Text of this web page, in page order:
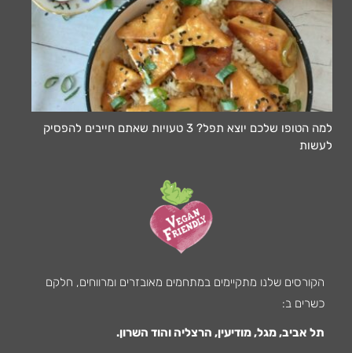
למה הטופו שלכם יוצא תפל? 3 טעויות שאתם חייבים להפסיק
לעשות
הקורסים שלנו מתקיימים במתחמים מאובזרים ומרווחים, חלקם
כשרים ב:
תל אביב, מגל, מודיעין, הרצליה והוד השרון.